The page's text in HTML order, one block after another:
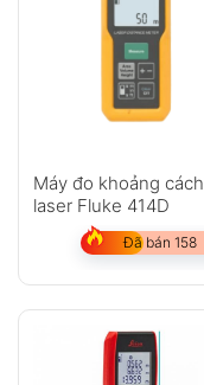
Máy đo khoảng cách
laser Fluke 414D
Đã bán 158